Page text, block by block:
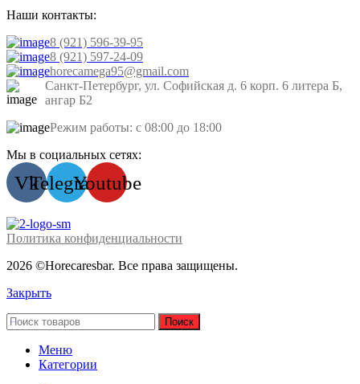
Наши контакты:
8 (921) 596-39-95
8 (921) 597-24-09
horecamega95@gmail.com
Санкт-Петербург, ул. Софийская д. 6 корп. 6 литера Б,
ангар Б2
Режим работы: с 08:00 до 18:00
Мы в социальных сетях:
VkTelegramYoutube
2026 ©Horecaresbar. Все права защищены.
Политика конфиденциальности
Закрыть
Поиск
Меню
Категории